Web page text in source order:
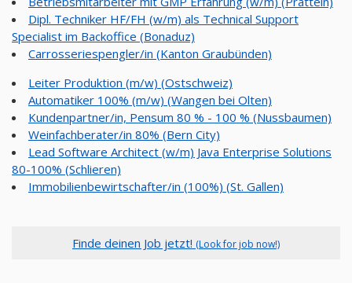
Dipl. Techniker HF/FH (w/m) als Technical Support
Specialist im Backoffice (Bonaduz)
Carrosseriespengler/in (Kanton Graubünden)
Leiter Produktion (m/w) (Ostschweiz)
Automatiker 100% (m/w) (Wangen bei Olten)
Kundenpartner/in, Pensum 80 % - 100 % (Nussbaumen)
Weinfachberater/in 80% (Bern City)
Lead Software Architect (w/m) Java Enterprise Solutions
80-100% (Schlieren)
Immobilienbewirtschafter/in (100%) (St. Gallen)
Finde deinen Job jetzt! (Look for job now!)